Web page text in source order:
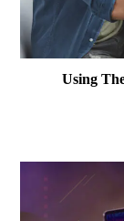
Using